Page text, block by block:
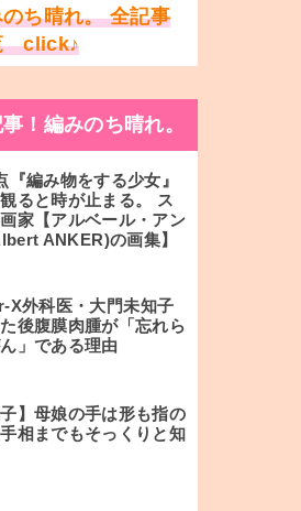
ち晴れ。 全記事
click♪
！編みのち晴れ。
『編み物をする少女』
ると時が止まる。 ス
家【アルベール・アン
ANKER)の画集】
X外科医・大門未知子
後腹膜肉腫が「忘れら
」である理由
子】母娘の手は形も指の
相までもそっくりと知